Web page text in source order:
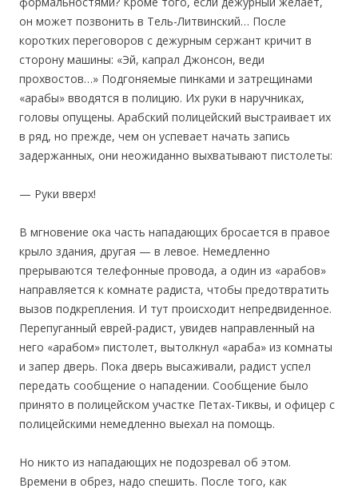
он может позвонить в Тель-Литвинский… После
коротких переговоров с дежурным сержант кричит в
сторону машины: «Эй, капрал Джонсон, веди
прохвостов…» Подгоняемые пинками и затрещинами
«арабы» вводятся в полицию. Их руки в наручниках,
головы опущены. Арабский полицейский выстраивает их
в ряд, но прежде, чем он успевает начать запись
задержанных, они неожиданно выхватывают пистолеты:
— Руки вверх!
В мгновение ока часть нападающих бросается в правое
крыло здания, другая — в левое. Немедленно
прерываются телефонные провода, а один из «арабов»
направляется к комнате радиста, чтобы предотвратить
вызов подкрепления. И тут происходит непредвиденное.
Перепуганный еврей-радист, увидев направленный на
него «арабом» пистолет, вытолкнул «араба» из комнаты
и запер дверь. Пока дверь высаживали, радист успел
передать сообщение о нападении. Сообщение было
принято в полицейском участке Петах-Тиквы, и офицер с
полицейскими немедленно выехал на помощь.
Но никто из нападающих не подозревал об этом.
Времени в обрез, надо спешить. После того, как